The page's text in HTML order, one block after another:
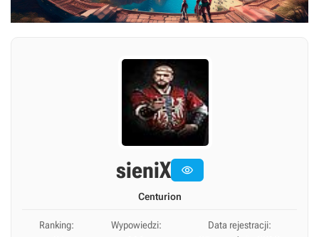
sieniX 
Centurion
Ranking: Wypowiedzi: Data rejestracji: